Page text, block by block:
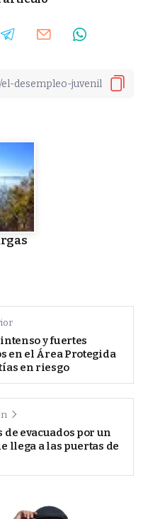
y fuertes
en el Área Protegida
en riesgo
de evacuados por un
llega a las puertas de